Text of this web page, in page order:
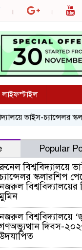
লাইফস্টাইল
ভাইস-চ্যান্সেলর
Popular
বিশ্ববিদ্যালয়ে
স্কলারশিপ
বিশ্ববিদ্যালয়ের
বিশ্ববিদ্যালয়ে
দিবস-